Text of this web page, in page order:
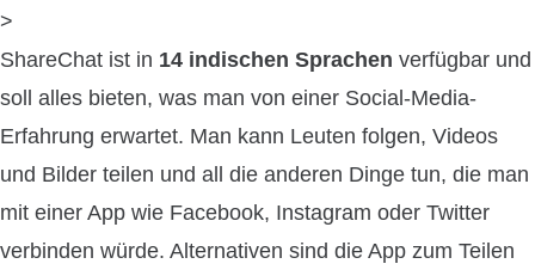
>
ShareChat ist in 14 indischen Sprachen verfügbar und
soll alles bieten, was man von einer Social-Media-
Erfahrung erwartet. Man kann Leuten folgen, Videos
und Bilder teilen und all die anderen Dinge tun, die man
mit einer App wie Facebook, Instagram oder Twitter
verbinden würde. Alternativen sind die App zum Teilen